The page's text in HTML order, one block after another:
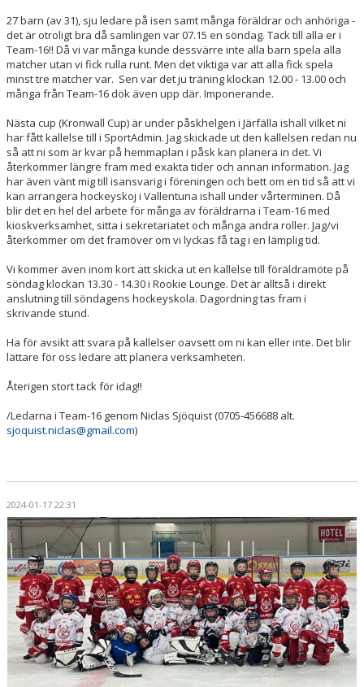
27 barn (av 31), sju ledare på isen samt många föräldrar och anhöriga -
det är otroligt bra då samlingen var 07.15 en söndag. Tack till alla er i
Team-16!! Då vi var många kunde dessvärre inte alla barn spela alla
matcher utan vi fick rulla runt. Men det viktiga var att alla fick spela
minst tre matcher var. Sen var det ju träning klockan 12.00 - 13.00 och
många från Team-16 dök även upp där. Imponerande.
Nästa cup (Kronwall Cup) är under påskhelgen i Järfälla ishall vilket ni
har fått kallelse till i SportAdmin. Jag skickade ut den kallelsen redan nu
så att ni som är kvar på hemmaplan i påsk kan planera in det. Vi
återkommer längre fram med exakta tider och annan information. Jag
har även vänt mig till isansvarig i föreningen och bett om en tid så att vi
kan arrangera hockeyskoj i Vallentuna ishall under vårterminen. Då
blir det en hel del arbete för många av föräldrarna i Team-16 med
kioskverksamhet, sitta i sekretariatet och många andra roller. Jag/vi
återkommer om det framöver om vi lyckas få tag i en lämplig tid.
Vi kommer även inom kort att skicka ut en kallelse till föräldramöte på
söndag klockan 13.30 - 14.30 i Rookie Lounge. Det är alltså i direkt
anslutning till söndagens hockeyskola. Dagordning tas fram i
skrivande stund.
Ha för avsikt att svara på kallelser oavsett om ni kan eller inte. Det blir
lättare för oss ledare att planera verksamheten.
Återigen stort tack för idag!!
/Ledarna i Team-16 genom Niclas Sjöquist (0705-456688 alt.
sjoquist.niclas@gmail.com)
2024-01-17 22:31